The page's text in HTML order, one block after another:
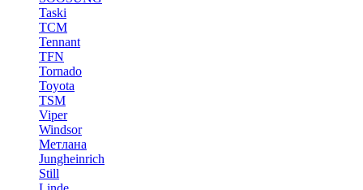
Taski
TCM
Tennant
TFN
Tornado
Toyota
TSM
Viper
Windsor
Метлана
Jungheinrich
Still